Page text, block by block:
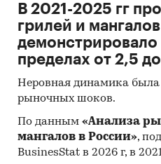
В 2021-2025 гг
грилей и мангалов
демонстрировало
пределах от 2,5
Неровная динамика была
рыночных шоков.
По данным «Анализа
мангалов в России»,
BusinesStat в 2026 г, в